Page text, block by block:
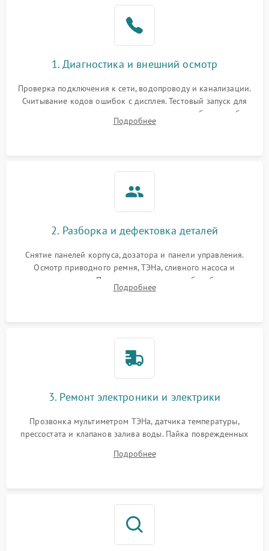
1. Диагностика и внешний осмотр
Проверка подключения к сети, водопроводу и канализации.
Считывание кодов ошибок с дисплея. Тестовый запуск для
выявления посторонних шумов, протечек или сбоев в работе
электронного модуля управления.
Подробнее
2. Разборка и дефектовка деталей
Снятие панелей корпуса, дозатора и панели управления.
Осмотр приводного ремня, ТЭНа, сливного насоса и
амортизаторов. Проверка подшипников барабана и
крестовины на износ, а манжеты люка на разрывы.
Подробнее
3. Ремонт электроники и электрики
Прозвонка мультиметром ТЭНа, датчика температуры,
прессостата и клапанов залива воды. Пайка поврежденных
Восстановление целостности проводки и контактов.
Подробнее